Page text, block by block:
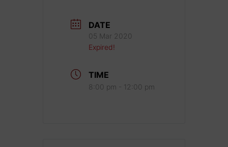
DATE
05 Mar 2020
Expired!
TIME
8:00 pm - 12:00 pm